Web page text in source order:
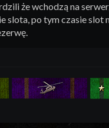
że wchodzą na
slota, po tym czasie slot